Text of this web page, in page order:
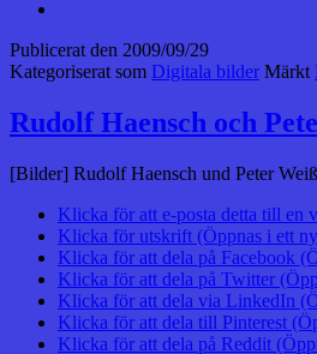
Publicerat den 2009/09/29
Kategoriserat som Digitala bilder Märkt
Rudolf Haensch och
[Bilder] Rudolf Haensch und Peter
Klicka för att e-posta detta till en
Klicka för utskrift (Öppnas i ett
Klicka för att dela på Facebook
Klicka för att dela på Twitter
Klicka för att dela via LinkedIn
Klicka för att dela till Pinterest
Klicka för att dela på Reddit